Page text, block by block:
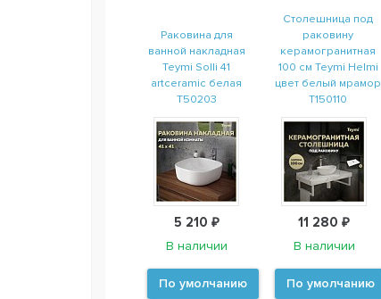
Раковина для
ванной накладная
Teymi Solli 41
artceramic белая
T50203
5 210 ₽
В наличии
По умолчанию
Столешница под
раковину
керамогранитная
100 см Teymi Helmi
цвет белый мрамор
T150110
11 280 ₽
В наличии
По умолчанию